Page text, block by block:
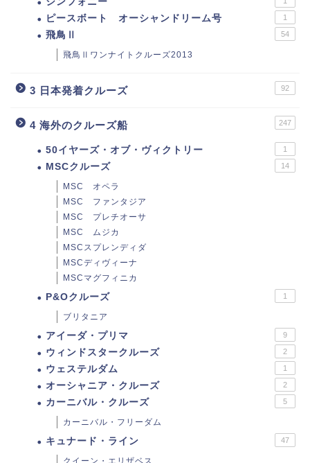
ピースボート オーシャンドリーム号 1
飛鳥Ⅱ 54
飛鳥Ⅱワンナイトクルーズ2013
3 日本発着クルーズ 92
4 海外のクルーズ船 247
50イヤーズ・オブ・ヴィクトリー 1
MSCクルーズ 14
MSC オペラ
MSC ファンタジア
MSC プレチオーサ
MSC ムジカ
MSCスプレンディダ
MSCディヴィーナ
MSCマグフィニカ
P&Oクルーズ 1
ブリタニア
アイーダ・プリマ 9
ウィンドスタークルーズ 2
ウェステルダム 1
オーシャニア・クルーズ 2
カーニバル・クルーズ 5
カーニバル・フリーダム
キュナード・ライン 47